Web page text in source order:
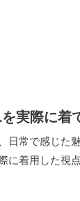
を実際に着
日常で感じた
に着用した視